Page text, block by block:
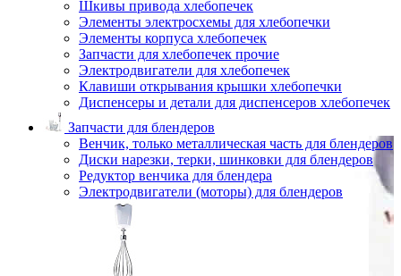
Шкивы привода хлебопечек
Элементы электросхемы для хлебопечки
Элементы корпуса хлебопечек
Запчасти для хлебопечек прочие
Электродвигатели для хлебопечек
Клавиши открывания крышки хлебопечки
Диспенсеры и детали для диспенсеров хлебопечек
Запчасти для блендеров
Венчик, только металлическая часть для блендеров
Диски нарезки, терки, шинковки для блендеров
Редуктор венчика для блендера
Электродвигатели (моторы) для блендеров